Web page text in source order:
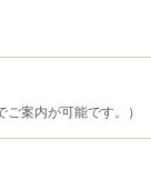
ご案内が可能です。）